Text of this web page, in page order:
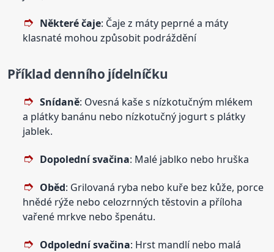
Některé čaje: Čaje z máty peprné a máty
klasnaté mohou způsobit podráždění
Příklad denního jídelníčku
Snídaně: Ovesná kaše s nízkotučným mlékem
a plátky banánu nebo nízkotučný jogurt s plátky
jablek.
Dopolední svačina: Malé jablko nebo hruška
Oběd: Grilovaná ryba nebo kuře bez kůže, porce
hnědé rýže nebo celozrnných těstovin a příloha
vařené mrkve nebo špenátu.
Odpolední svačina: Hrst mandlí nebo malá